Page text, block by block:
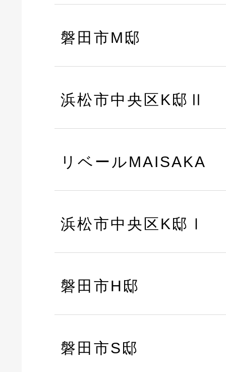
磐田市M邸
浜松市中央区K邸Ⅱ
リベールMAISAKA
浜松市中央区K邸Ⅰ
磐田市H邸
磐田市S邸